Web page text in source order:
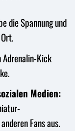
die Spannung und
Kick
Medien:
Fans aus.